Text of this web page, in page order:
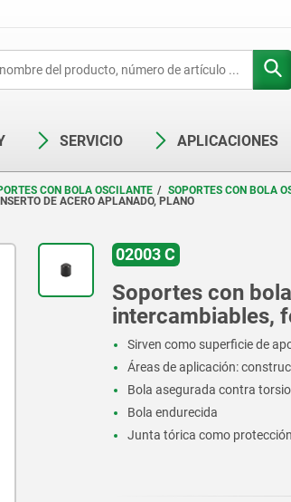
SERVICIO APLICACIONES
CON BOLA OSCILANTE SOPORTES CON BOLA
DE ACERO APLANADO, PLANO
02003 C
Soportes con
intercambiables,
Sirven como superficie de
Áreas de aplicación:
Bola asegurada contra
Bola endurecida
Junta tórica como